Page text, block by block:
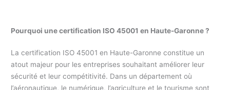
Pourquoi une certification ISO 45001 en Haute-Garonne ?
La certification ISO 45001 en Haute-Garonne constitue un
atout majeur pour les entreprises souhaitant améliorer leur
sécurité et leur compétitivité. Dans un département où
l’aéronautique, le numérique, l’agriculture et le tourisme sont